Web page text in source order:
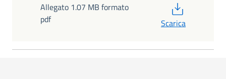
Allegato 1.07 MB formato
pdf
Scarica